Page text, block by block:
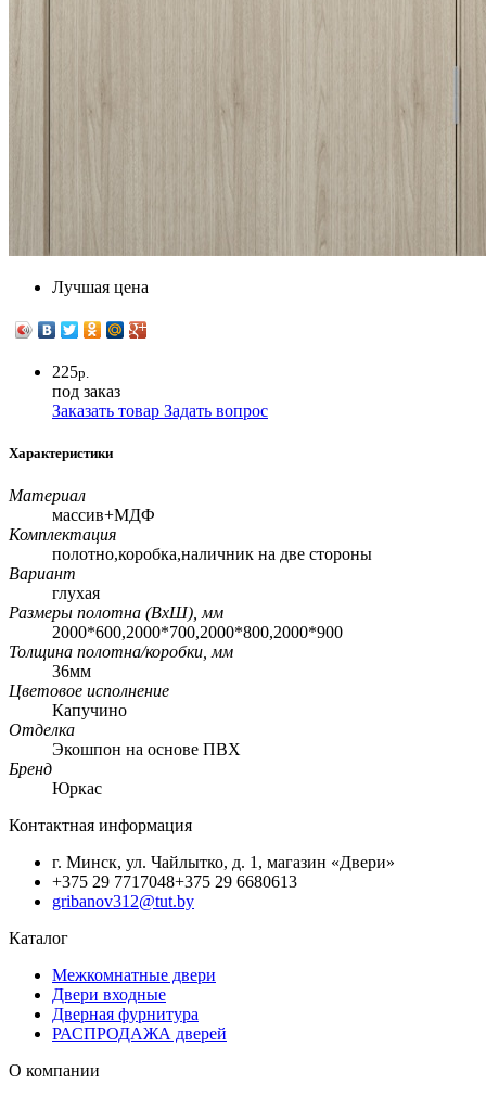
Лучшая цена
225р.
под заказ
Заказать товар Задать вопрос
Характеристики
Материал
массив+МДФ
Комплектация
полотно,коробка,наличник на две стороны
Вариант
глухая
Размеры полотна (ВхШ), мм
2000*600,2000*700,2000*800,2000*900
Толщина полотна/коробки, мм
36мм
Цветовое исполнение
Капучино
Отделка
Экошпон на основе ПВХ
Бренд
Юркас
Контактная информация
г. Минск, ул. Чайлытко, д. 1, магазин «Двери»
+375 29 7717048+375 29 6680613
gribanov312@tut.by
Каталог
Межкомнатные двери
Двери входные
Дверная фурнитура
РАСПРОДАЖА дверей
О компании